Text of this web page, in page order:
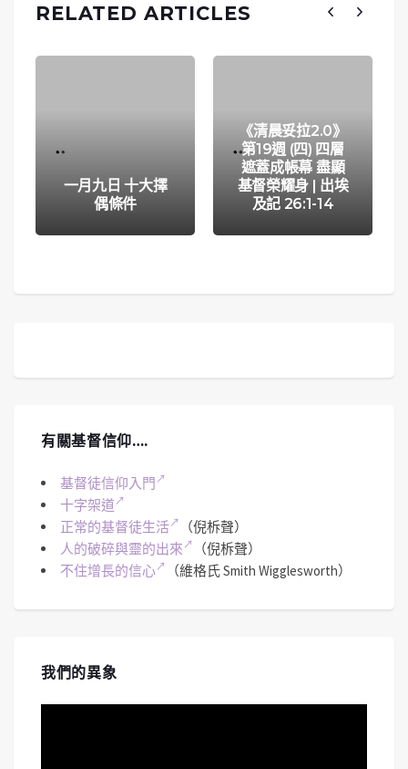
RELATED ARTICLES
一月九日 十大擇
偶條件
《清晨妥拉2.0》
第19週 (四) 四層
遮蓋成帳幕 盡顯
基督榮耀身 | 出埃
及記 26:1-14
有關基督信仰….
基督徒信仰入門
十字架道
正常的基督徒生活
（倪柝聲）
人的破碎與靈的出來
（倪柝聲）
不住增長的信心
（維格氏 Smith Wigglesworth）
我們的異象